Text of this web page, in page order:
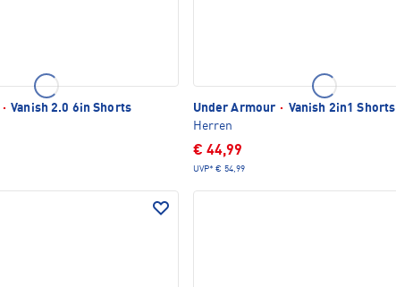
· Vanish 2.0 6in Shorts
Under Armour · Vanish 2in1 Shorts
Herren
€ 44,99
UVP* € 54,99